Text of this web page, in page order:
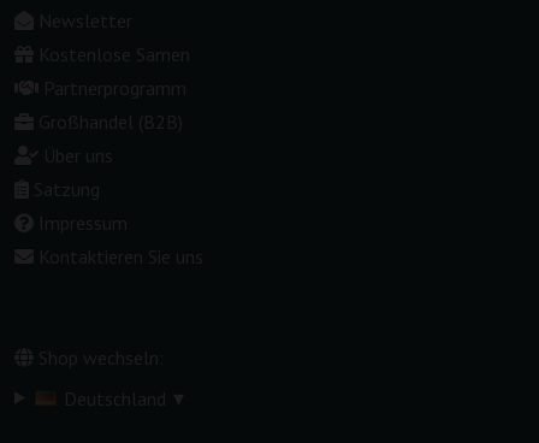
Newsletter
Kostenlose Samen
Partnerprogramm
Großhandel (B2B)
Über uns
Satzung
Impressum
Kontaktieren Sie uns
Shop wechseln:
Deutschland ▾